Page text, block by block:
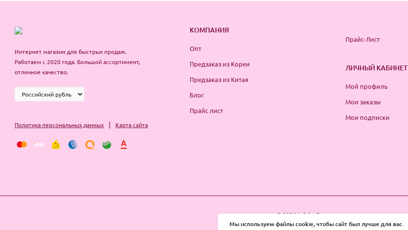
Интернет магазин для быстрых продаж.
Работаем с 2020 года. Большой ассортимент,
отличное качество.
Политика персональных данных | Карта сайта
КОМПАНИЯ
Опт
Предзаказ из Кореи
Предзаказ из Китая
Блог
Прайс лист
Прайс-Лист
ЛИЧНЫЙ КАБИНЕТ
Мой профиль
Мои заказы
Мои подписки
© 2026 InSale. Все права защищены
Мы используем файлы cookie, чтобы сайт был лучше для вас.